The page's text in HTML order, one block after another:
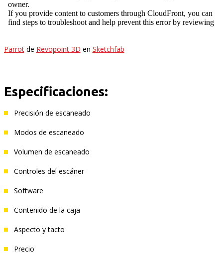
Parrotde Revopoint 3D en Sketchfab
Especificaciones:
Precisión de escaneado
Modos de escaneado
Volumen de escaneado
Controles del escáner
Software
Contenido de la caja
Aspecto y tacto
Precio